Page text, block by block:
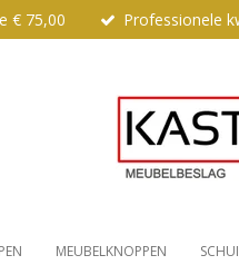
€ 75,00 Professionele
MEUBELKNOPPEN